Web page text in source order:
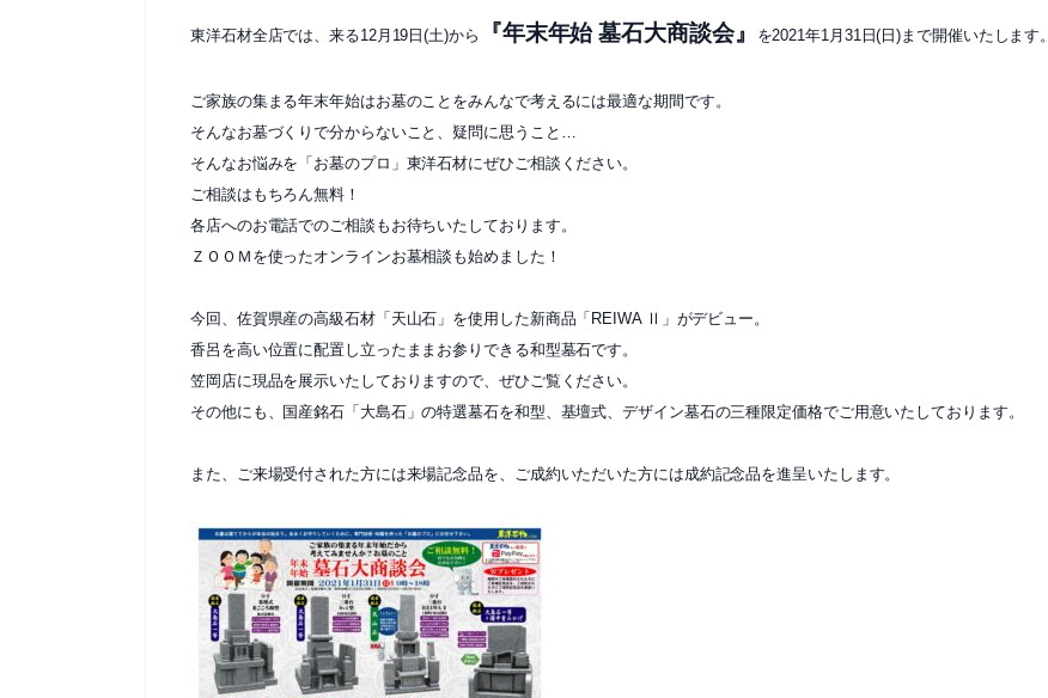
東洋石材全店では、来る12月19日(土)から 『年末年始 墓石大商談会』 を2021年1月31日(日)まで開催いたします。
ご家族の集まる年末年始はお墓のことをみんなで考えるには最適な期間です。
そんなお墓づくりで分からないこと、疑問に思うこと…
そんなお悩みを「お墓のプロ」東洋石材にぜひご相談ください。
ご相談はもちろん無料！
各店へのお電話でのご相談もお待ちいたしております。
ＺＯＯＭを使ったオンラインお墓相談も始めました！
今回、佐賀県産の高級石材「天山石」を使用した新商品「REIWA Ⅱ」がデビュー。
香呂を高い位置に配置し立ったままお参りできる和型墓石です。
笠岡店に現品を展示いたしておりますので、ぜひご覧ください。
その他にも、国産銘石「大島石」の特選墓石を和型、基壇式、デザイン墓石の三種限定価格でご用意いたしております。
また、ご来場受付された方には来場記念品を、ご成約いただいた方には成約記念品を進呈いたします。